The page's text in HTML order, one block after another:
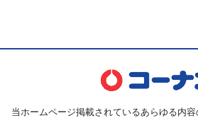
当ホームページ掲載されているあらゆる内